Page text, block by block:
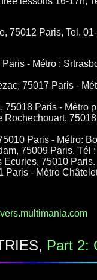
75012 Paris, Tel.
- Métro :
75017 Paris -
75018 Paris - Métro
Paris - Métro:
75009 Paris. Tél
Ecuries, 75010
Paris - Métro
Part 2: